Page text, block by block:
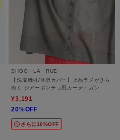
SHOO・LA・RUE
【洗濯機可/体型カバー】上品ラメがきら
めく シアーポンチョ風カーディガン
¥3,191
20%OFF
さらに10%OFF